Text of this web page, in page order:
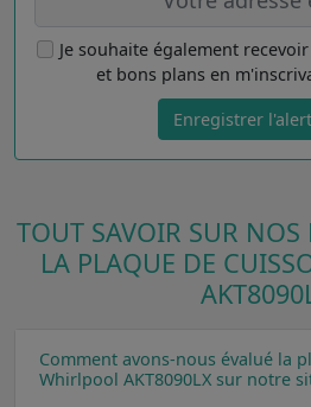
Je souhaite également
et bons plans en
Enregistrer
TOUT SAVOIR SUR NOS
LA PLAQUE DE
Comment avons-nous évalué la
Whirlpool AKT8090LX sur notre